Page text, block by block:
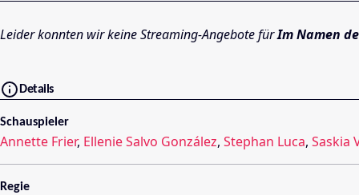
Leider konnten wir keine Streaming-Angebote fürIm Namen
Details
Schauspieler
Annette Frier, Ellenie Salvo González, Stephan Luca, Saskia
Regie